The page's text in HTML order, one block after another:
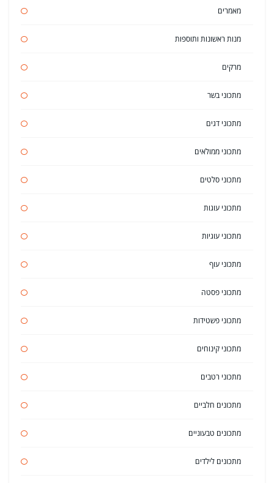
מאמרים
מנות ראשונות ותוספות
מרקים
מתכוני בשר
מתכוני דגים
מתכוני ממולאים
מתכוני סלטים
מתכוני עוגות
מתכוני עוגיות
מתכוני עוף
מתכוני פסטה
מתכוני פשטידות
מתכוני קינוחים
מתכוני רטבים
מתכונים חלביים
מתכונים טבעוניים
מתכונים לילדים